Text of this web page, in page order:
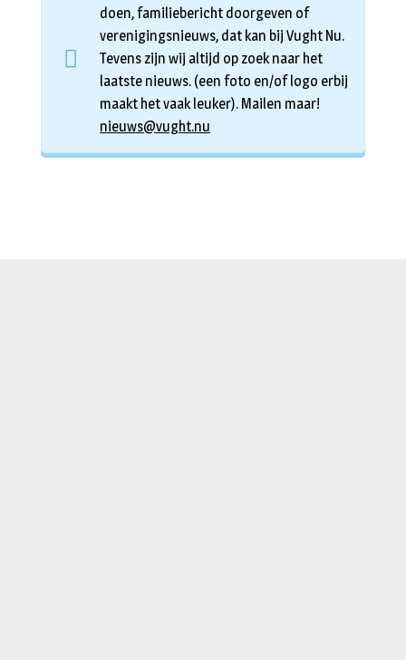
doen, familiebericht doorgeven of
verenigingsnieuws, dat kan bij Vught Nu.
Tevens zijn wij altijd op zoek naar het
laatste nieuws. (een foto en/of logo erbij
maakt het vaak leuker). Mailen maar!
nieuws@vught.nu